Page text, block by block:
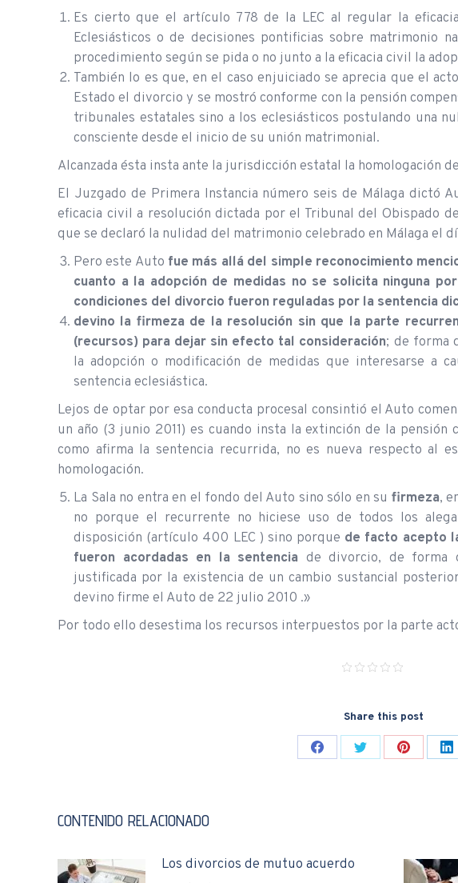
Es cierto que el artículo 778 de la LEC al regular la
Eclesiásticos o de decisiones pontificias sobre matrimonio
procedimiento según se pida o no junto a la eficacia civil la
También lo es que, en el caso enjuiciado se aprecia que el
Estado el divorcio y se mostró conforme con la pensión
tribunales estatales sino a los eclesiásticos postulando una
consciente desde el inicio de su unión matrimonial.
Alcanzada ésta insta ante la jurisdicción estatal la homologación
El Juzgado de Primera Instancia número seis de Málaga dictó
eficacia civil a resolución dictada por el Tribunal del Obispado
que se declaró la nulidad del matrimonio celebrado en Málaga el
Pero este Auto fue más allá del simple reconocimiento
cuanto a la adopción de medidas no se solicita ninguna
condiciones del divorcio fueron reguladas por la sentencia
devino la firmeza de la resolución sin que la parte
(recursos) para dejar sin efecto tal consideración; de forma
la adopción o modificación de medidas que interesarse a
sentencia eclesiástica.
Lejos de optar por esa conducta procesal consintió el Auto
un año (3 junio 2011) es cuando insta la extinción de la pensión
como afirma la sentencia recurrida, no es nueva respecto al
homologación.
La Sala no entra en el fondo del Auto sino sólo en su firmeza,
no porque el recurrente no hiciese uso de todos los
disposición (artículo 400 LEC ) sino porque de facto acepto
fueron acordadas en la sentencia de divorcio, de forma
justificada por la existencia de un cambio sustancial
devino firme el Auto de 22 julio 2010 .»
Por todo ello desestima los recursos interpuestos por la parte
Share this post
Share Share Share
CONTENIDO RELACIONADO
Los divorcios de mutuo acuerdo